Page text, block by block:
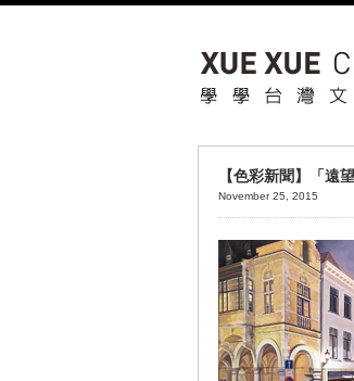
【色彩新聞】「遠
November 25, 2015